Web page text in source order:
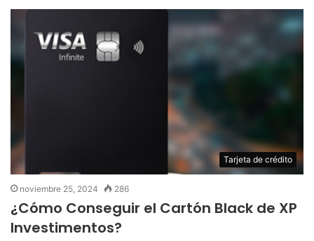
Tarjeta de crédito
noviembre 25, 2024 286
¿Cómo Conseguir el Cartón Black de XP
Investimentos?